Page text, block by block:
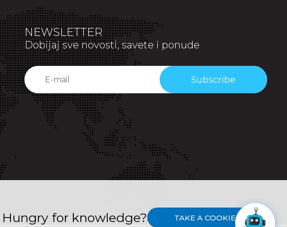
Hungry for knowledge? TAKE A COOKIE
NEWSLETTER
Dobijaj sve novosti, savete i ponude
Subscribe